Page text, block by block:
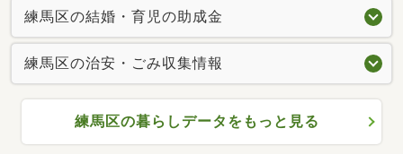
練馬区の結婚・育児の助成金
練馬区の治安・ごみ収集情報
練馬区の暮らしデータをもっと見る